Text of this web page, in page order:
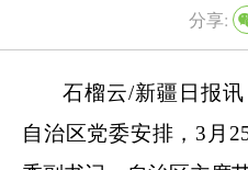
分享:
石榴云/新疆日报
自治区党委安排，3月